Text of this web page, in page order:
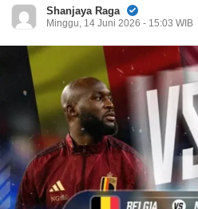
Shanjaya Raga
Minggu, 14 Juni 2026 - 15:03 WIB